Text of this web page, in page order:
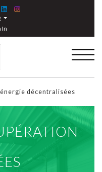
In
décentralisées